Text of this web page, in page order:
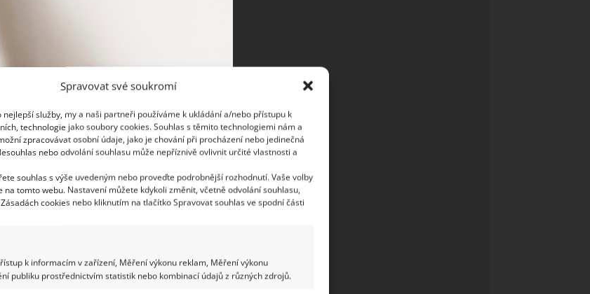
Spravovat své soukromí
nejlepší služby, my a naši partneři používáme k ukládání a/nebo přístupu k
technologie jako soubory cookies. Souhlas s těmito technologiemi nám a
zpracovávat osobní údaje, jako je chování při procházení nebo jedinečná
nebo odvolání souhlasu může nepříznivě ovlivnit určité vlastnosti a
souhlas s výše uvedeným nebo proveďte podrobnější rozhodnutí. Vaše volby
na tomto webu. Nastavení můžete kdykoli změnit, včetně odvolání souhlasu,
cookies nebo kliknutím na tlačítko Spravovat souhlas ve spodní části
k informacím v zařízení, Měření výkonu reklam, Měření výkonu
publiku prostřednictvím statistik nebo kombinací údajů z různých zdrojů.